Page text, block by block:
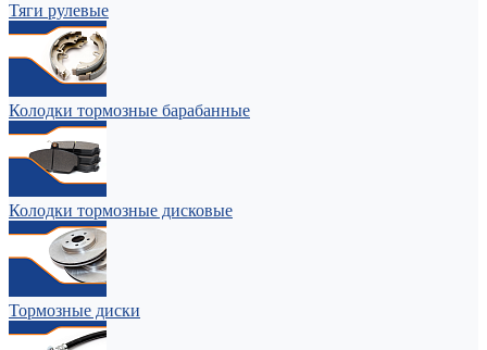
Тяги рулевые
Колодки тормозные барабанные
Колодки тормозные дисковые
Тормозные диски